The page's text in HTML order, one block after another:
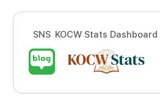
SNS KOCW Stats Dashboard